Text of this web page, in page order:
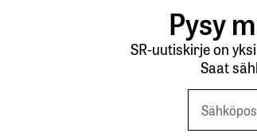
Pysy
SR-uutiskirje on
Saat